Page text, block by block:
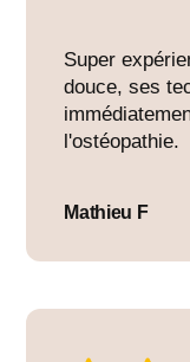
Super
douce, ses
l'ostéopathie.
Mathieu F